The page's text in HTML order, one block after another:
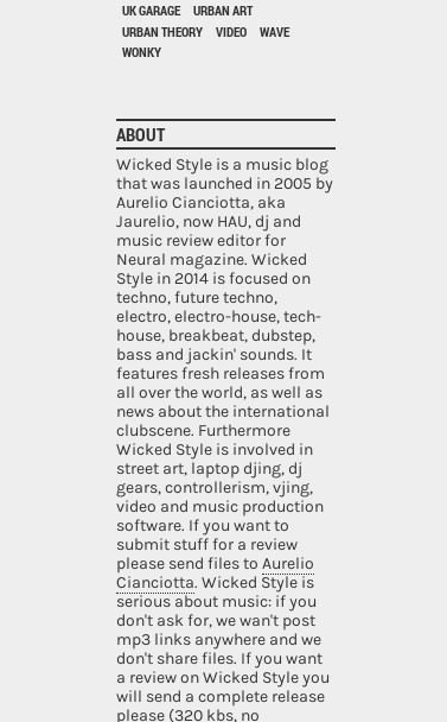
UK GARAGE
URBAN ART
URBAN THEORY
VIDEO
WAVE
WONKY
ABOUT
Wicked Style is a music blog
that was launched in 2005 by
Aurelio Cianciotta, aka
Jaurelio, now HAU, dj and
music review editor for
Neural magazine. Wicked
Style in 2014 is focused on
techno, future techno,
electro, electro-house, tech-
house, breakbeat, dubstep,
bass and jackin' sounds. It
features fresh releases from
all over the world, as well as
news about the international
clubscene. Furthermore
Wicked Style is involved in
street art, laptop djing, dj
gears, controllerism, vjing,
video and music production
software. If you want to
submit stuff for a review
please send files to Aurelio
Cianciotta. Wicked Style is
serious about music: if you
don't ask for, we wan't post
mp3 links anywhere and we
don't share files. If you want
a review on Wicked Style you
will send a complete release
please (320 kbs, no